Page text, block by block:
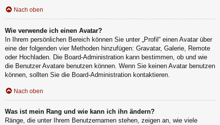
Nach oben
Wie verwende ich einen Avatar?
In Ihrem persönlichen Bereich können Sie unter „Profil“ einen Avatar über
eine der folgenden vier Methoden hinzufügen: Gravatar, Galerie, Remote
oder Hochladen. Die Board-Administration kann bestimmen, ob und wie
die Benutzer Avatare benutzen können. Wenn Sie keinen Avatar benutzen
können, sollten Sie die Board-Administration kontaktieren.
Nach oben
Was ist mein Rang und wie kann ich ihn ändern?
Ränge, die unter Ihrem Benutzernamen stehen, zeigen an, wie viele